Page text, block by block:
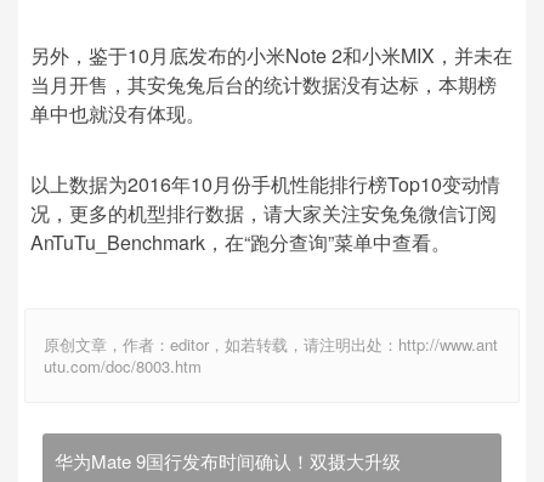
另外，鉴于10月底发布的小米Note 2和小米MIX，并未在
当月开售，其安兔兔后台的统计数据没有达标，本期榜
单中也就没有体现。
以上数据为2016年10月份手机性能排行榜Top10变动情
况，更多的机型排行数据，请大家关注安兔兔微信订阅
AnTuTu_Benchmark，在“跑分查询”菜单中查看。
原创文章，作者：editor，如若转载，请注明出处：http://www.ant
utu.com/doc/8003.htm
华为Mate 9国行发布时间确认！双摄大升级